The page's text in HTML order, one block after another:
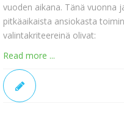
vuoden aikana. Tänä
pitkäaikaista ansiokasta
valintakriteereinä olivat:
Read more ...